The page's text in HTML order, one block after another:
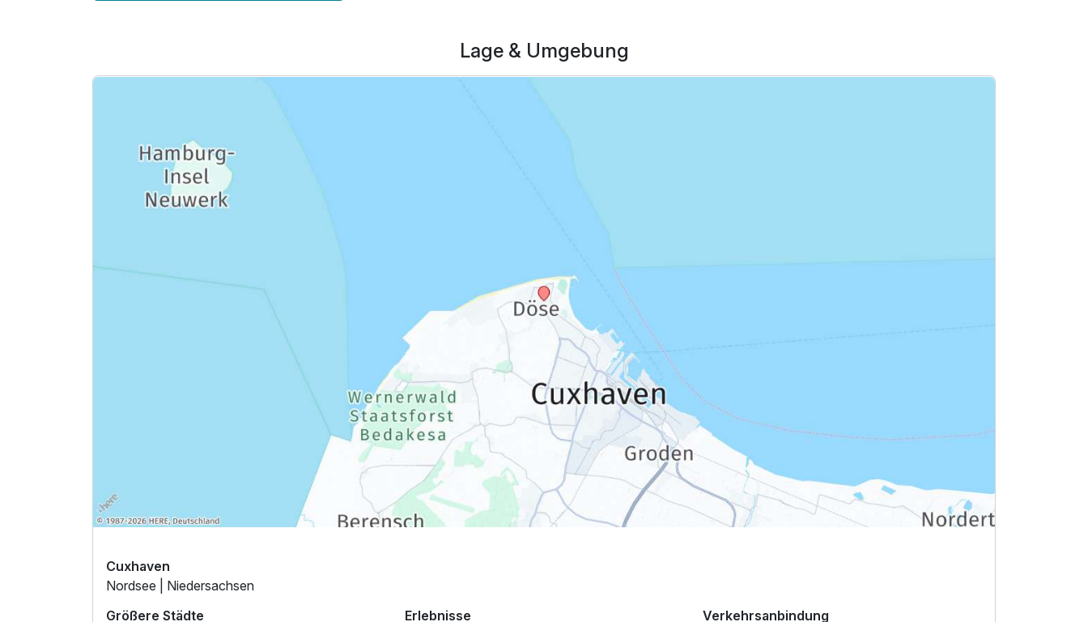
Zusatznächte
Für 4 Tage
Lage & Umgebung
Cuxhaven
Nordsee | Niedersachsen
Größere Städte
Erlebnisse Verkehrsanbindung